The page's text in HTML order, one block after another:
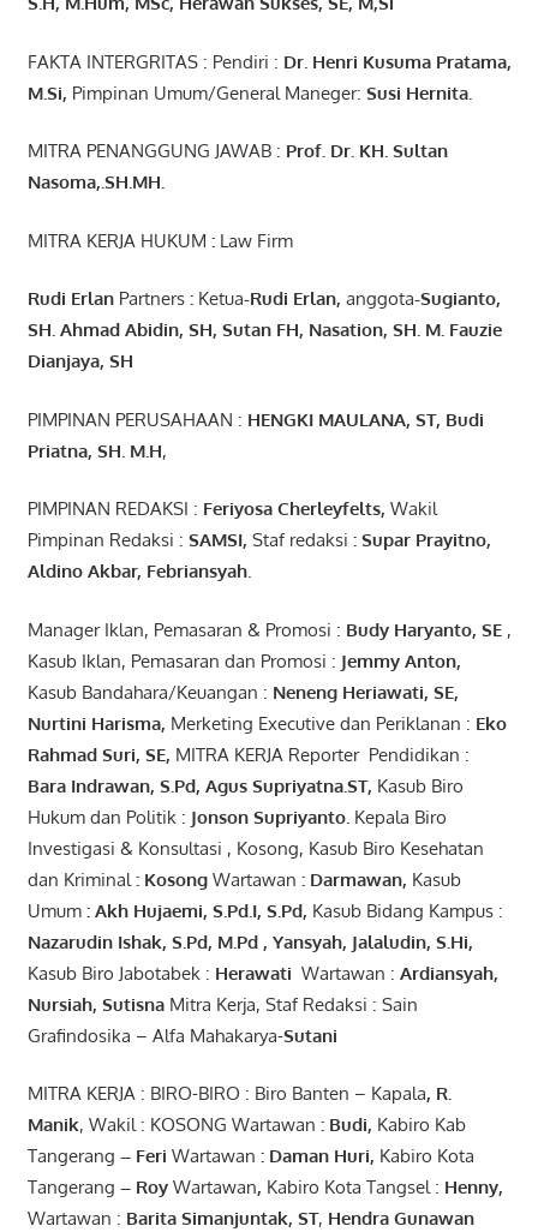
FAKTA INTERGRITAS : Pendiri : Dr. Henri Kusuma Pratama,
M.Si, Pimpinan Umum/General Maneger: Susi Hernita.
MITRA PENANGGUNG JAWAB : Prof. Dr. KH. Sultan
Nasoma,.SH.MH.
MITRA KERJA HUKUM : Law Firm
Rudi ErlanPartners : Ketua-Rudi Erlan, anggota-Sugianto,
SH. Ahmad Abidin, SH, SutanFH, Nasation, SH. M. Fauzie
Dianjaya, SH
PIMPINAN PERUSAHAAN : HENGKI MAULANA, ST, Budi
Priatna, SH . M.H,
PIMPINAN REDAKSI : Feriyosa Cherleyfelts, Wakil
Pimpinan Redaksi : SAMSI, Staf redaksi : Supar Prayitno,
Aldino Akbar, Febriansyah.
Manager Iklan, Pemasaran & Promosi : Budy Haryanto, SE,
Kasub Iklan, Pemasaran dan Promosi : Jemmy Anton,
Kasub Bandahara/Keuangan : Neneng Heriawati, SE,
Nurtini Harisma, Merketing Executive dan Periklanan : Eko
Rahmad Suri, SE, MITRA KERJA Reporter Pendidikan :
Bara Indrawan, S.Pd, Agus Supriyatna.ST, Kasub Biro
Hukum dan Politik : Jonson Supriyanto. Kepala Biro
Investigasi & Konsultasi , Kosong, Kasub Biro Kesehatan
dan Kriminal : KosongWartawan : Darmawan, Kasub
Umum : Akh Hujaemi, S.Pd.I, S.Pd, Kasub Bidang Kampus :
Nazarudin Ishak, S.Pd, M.Pd, Yansyah, Jalaludin, S.Hi,
Kasub Biro Jabotabek : Herawati Wartawan : Ardiansyah,
Nursiah, SutisnaMitra Kerja, Staf Redaksi : Sain
Grafindosika – Alfa Mahakarya-Sutani
MITRA KERJA : BIRO-BIRO : Biro Banten – Kapala, R.
Manik, Wakil : KOSONG Wartawan : Budi, Kabiro Kab
Tangerang – Feri Wartawan : Daman Huri, Kabiro Kota
Tangerang – RoyWartawan, Kabiro Kota Tangsel : Henny,
Wartawan : Barita Simanjuntak, ST, Hendra Gunawan